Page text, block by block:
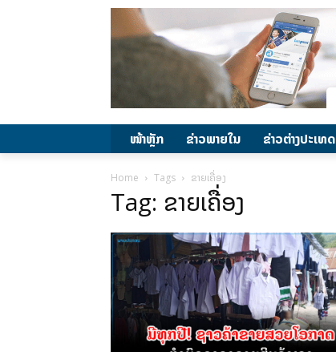
ໜ້າຫຼັກ ຂ່າວພາຍ​ໃນ ຂ່າວຕ່າງປະເທດ
Home Tags ຂາຍເຄື່ອງ
Tag: ຂາຍເຄື່ອງ